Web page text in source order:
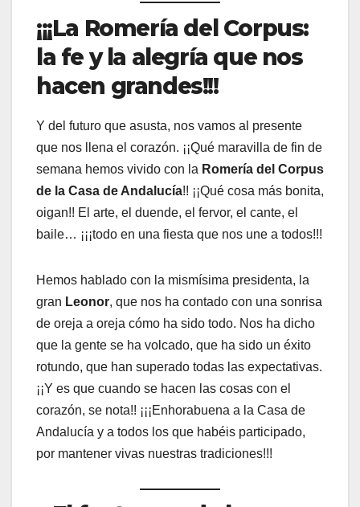
¡¡¡La Romería del Corpus:
la fe y la alegría que nos
hacen grandes!!!
Y del futuro que asusta, nos vamos al presente
que nos llena el corazón. ¡¡Qué maravilla de fin de
semana hemos vivido con la Romería del Corpus
de la Casa de Andalucía!! ¡¡Qué cosa más bonita,
oigan!! El arte, el duende, el fervor, el cante, el
baile… ¡¡¡todo en una fiesta que nos une a todos!!!
Hemos hablado con la mismísima presidenta, la
gran Leonor, que nos ha contado con una sonrisa
de oreja a oreja cómo ha sido todo. Nos ha dicho
que la gente se ha volcado, que ha sido un éxito
rotundo, que han superado todas las expectativas.
¡¡Y es que cuando se hacen las cosas con el
corazón, se nota!! ¡¡¡Enhorabuena a la Casa de
Andalucía y a todos los que habéis participado,
por mantener vivas nuestras tradiciones!!!